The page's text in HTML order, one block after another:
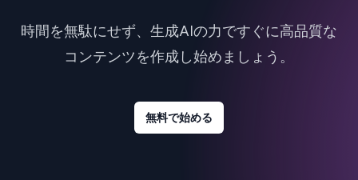
時間を無駄にせず、生成AIの力ですぐに高品質な
コンテンツを作成し始めましょう。
無料で始める